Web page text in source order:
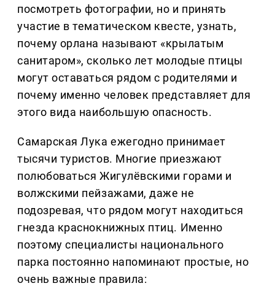
посмотреть фотографии, но и принять
участие в тематическом квесте, узнать,
почему орлана называют «крылатым
санитаром», сколько лет молодые птицы
могут оставаться рядом с родителями и
почему именно человек представляет для
этого вида наибольшую опасность.
Самарская Лука ежегодно принимает
тысячи туристов. Многие приезжают
полюбоваться Жигулёвскими горами и
волжскими пейзажами, даже не
подозревая, что рядом могут находиться
гнезда краснокнижных птиц. Именно
поэтому специалисты национального
парка постоянно напоминают простые, но
очень важные правила: